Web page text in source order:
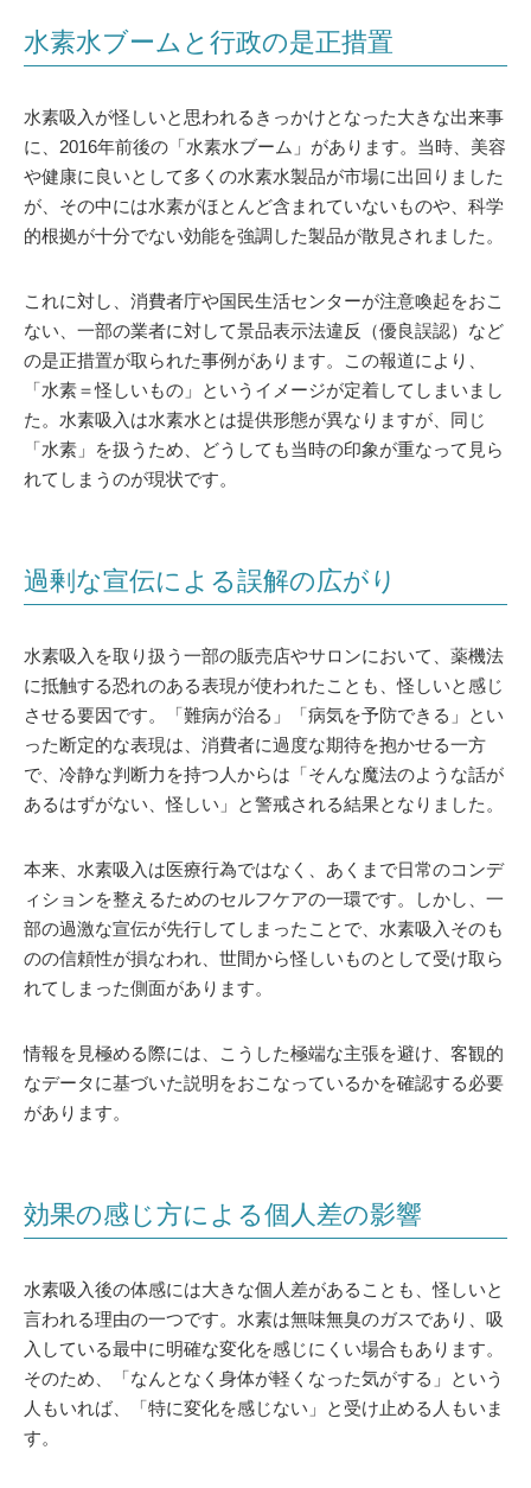
水素水ブームと行政の是正措置
水素吸入が怪しいと思われるきっかけとなった大きな出来事
に、2016年前後の「水素水ブーム」があります。当時、美容
や健康に良いとして多くの水素水製品が市場に出回りました
が、その中には水素がほとんど含まれていないものや、科学
的根拠が十分でない効能を強調した製品が散見されました。
これに対し、消費者庁や国民生活センターが注意喚起をおこ
ない、一部の業者に対して景品表示法違反（優良誤認）など
の是正措置が取られた事例があります。この報道により、
「水素＝怪しいもの」というイメージが定着してしまいまし
た。水素吸入は水素水とは提供形態が異なりますが、同じ
「水素」を扱うため、どうしても当時の印象が重なって見ら
れてしまうのが現状です。
過剰な宣伝による誤解の広がり
水素吸入を取り扱う一部の販売店やサロンにおいて、薬機法
に抵触する恐れのある表現が使われたことも、怪しいと感じ
させる要因です。「難病が治る」「病気を予防できる」とい
った断定的な表現は、消費者に過度な期待を抱かせる一方
で、冷静な判断力を持つ人からは「そんな魔法のような話が
あるはずがない、怪しい」と警戒される結果となりました。
本来、水素吸入は医療行為ではなく、あくまで日常のコンデ
ィションを整えるためのセルフケアの一環です。しかし、一
部の過激な宣伝が先行してしまったことで、水素吸入そのも
のの信頼性が損なわれ、世間から怪しいものとして受け取ら
れてしまった側面があります。
情報を見極める際には、こうした極端な主張を避け、客観的
なデータに基づいた説明をおこなっているかを確認する必要
があります。
効果の感じ方による個人差の影響
水素吸入後の体感には大きな個人差があることも、怪しいと
言われる理由の一つです。水素は無味無臭のガスであり、吸
入している最中に明確な変化を感じにくい場合もあります。
そのため、「なんとなく身体が軽くなった気がする」という
人もいれば、「特に変化を感じない」と受け止める人もいま
す。